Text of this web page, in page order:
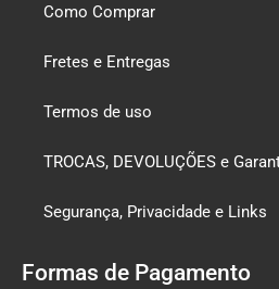
Como Comprar
Fretes e Entregas
Termos de uso
TROCAS, DEVOLUÇÕES e
Segurança, Privacidade e Links
Formas de Pagamento